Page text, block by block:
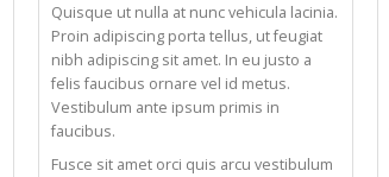
Quisque ut nulla at nunc vehicula lacinia.
Proin adipiscing porta tellus, ut feugiat
nibh adipiscing sit amet. In eu justo a
felis faucibus ornare vel id metus.
Vestibulum ante ipsum primis in
faucibus.
Fusce sit amet orci quis arcu vestibulum